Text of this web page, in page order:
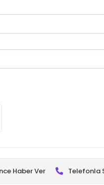
Haber Ver Telefonla